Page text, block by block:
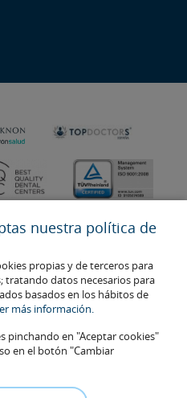
E08646940
no reemplaza sino complementa
nuestra política de
propias y de terceros para
tratando datos necesarios para
basados en los hábitos de
más información.
pinchando en "Aceptar cookies"
en el botón "Cambiar